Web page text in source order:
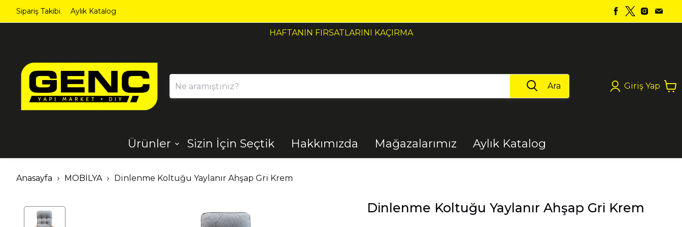
Sipariş Takibi Aylık Katalog
HAFTANIN FIRSATLARINI KAÇIRMA
Ara Giriş Yap
Ürünler
Ahşap Aydınlatma Bahçe
Dekorasyon
Elektrik
Elektrikli Aletler
Sizin İçin Seçtik Hakkımızda Mağazalarımız Aylık Katalog
Anasayfa MOBİLYA Dinlenme Koltuğu Yaylanır Ahşap Gri Krem
Dinlenme Koltuğu Yaylanır Ahşap Gri Krem